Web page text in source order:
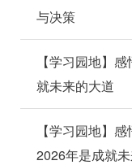
与决策
【学习园地】
就未来的大道
【学习园地】
2026年是成就